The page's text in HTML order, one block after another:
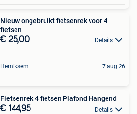
Nieuw ongebruikt fietsenrek voor 4
fietsen
€ 25,00 Details
Hemiksem 7 aug 26
Fietsenrek 4 fietsen Plafond Hangend
€ 144,95 Details